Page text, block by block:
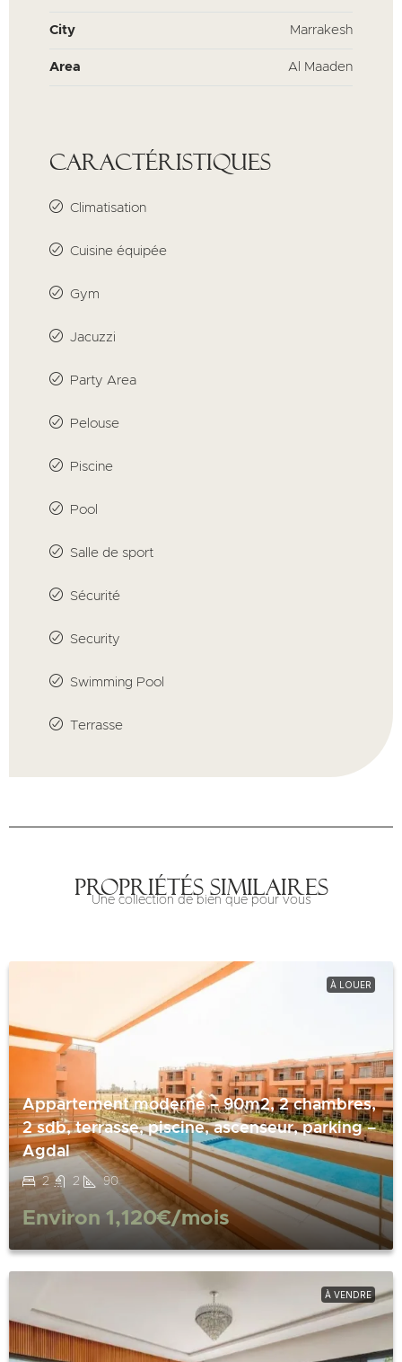
City Marrakesh
Area Al Maaden
Caractéristiques
Climatisation
Cuisine équipée
Gym
Jacuzzi
Party Area
Pelouse
Piscine
Pool
Salle de sport
Sécurité
Security
Swimming Pool
Terrasse
Propriétés similaires
Une collection de bien que pour vous
À LOUER
Appartement moderne – 90m2, 2 chambres,
2 sdb, terrasse, piscine, ascenseur, parking –
Agdal
2 2 90
Environ 1,120€/mois
À VENDRE